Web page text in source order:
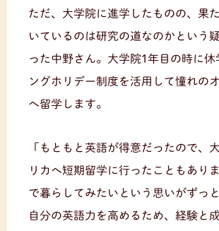
ただ、大学院に進学したものの、果
いているのは研究の道なのかという
った中野さん。大学院1年目の時に休
ングホリデー制度を活用して憧れの
へ留学します。
「もともと英語が得意だったので、
リカへ短期留学に行ったこともあり
で暮らしてみたいという思いがずっ
自分の英語力を高めるため、経験と